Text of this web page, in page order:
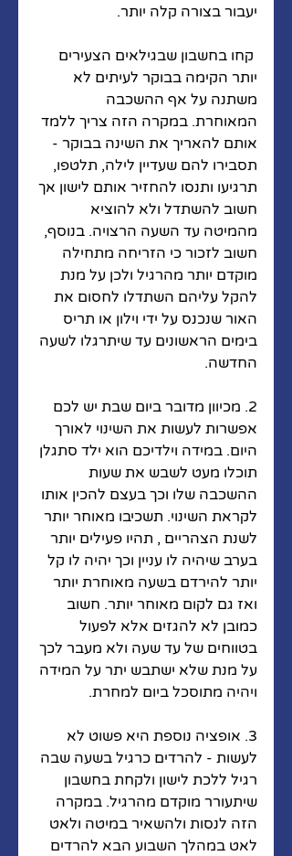
יעבור בצורה קלה יותר.
קחו בחשבון שבגילאים הצעירים
יותר הקימה בבוקר לעיתים לא
משתנה על אף ההשכבה
המאוחרת. במקרה הזה צריך ללמד
אותם להאריך את השינה בבוקר -
תסבירו להם שעדיין לילה, תלטפו,
תרגיעו ותנסו להחזיר אותם לישון אך
חשוב להשתדל ולא להוציא
מהמיטה עד השעה הרצויה. בנוסף,
חשוב לזכור כי הזריחה מתחילה
מוקדם יותר מהרגיל ולכן על מנת
להקל עליהם השתדלו לחסום את
האור שנכנס על ידי וילון או תריס
בימים הראשונים עד שיתרגלו לשעה
החדשה.
2. מכיוון מדובר ביום שבת יש לכם
אפשרות לעשות את השינוי לאורך
היום. במידה וילדיכם הוא ילד סתגלן
תוכלו מעט לשבש את שעות
ההשכבה שלו וכך בעצם להכין אותו
לקראת השינוי. תשכיבו מאוחר יותר
לשנת הצהריים , תהיו פעילים יותר
בערב שיהיה לו עניין וכך יהיה לו קל
יותר להירדם בשעה מאוחרת יותר
ואז גם לקום מאוחר יותר. חשוב
כמובן לא להגזים אלא לפעול
בטווחים של עד שעה ולא מעבר לכך
על מנת שלא ישתבש יתר על המידה
ויהיה מתוסכל ביום למחרת.
3. אופציה נוספת היא פשוט לא
לעשות - להרדים כרגיל בשעה שבה
רגיל ללכת לישון ולקחת בחשבון
שיתעורר מוקדם מהרגיל. במקרה
הזה לנסות ולהשאיר במיטה ולאט
לאט במהלך השבוע הבא להרדים